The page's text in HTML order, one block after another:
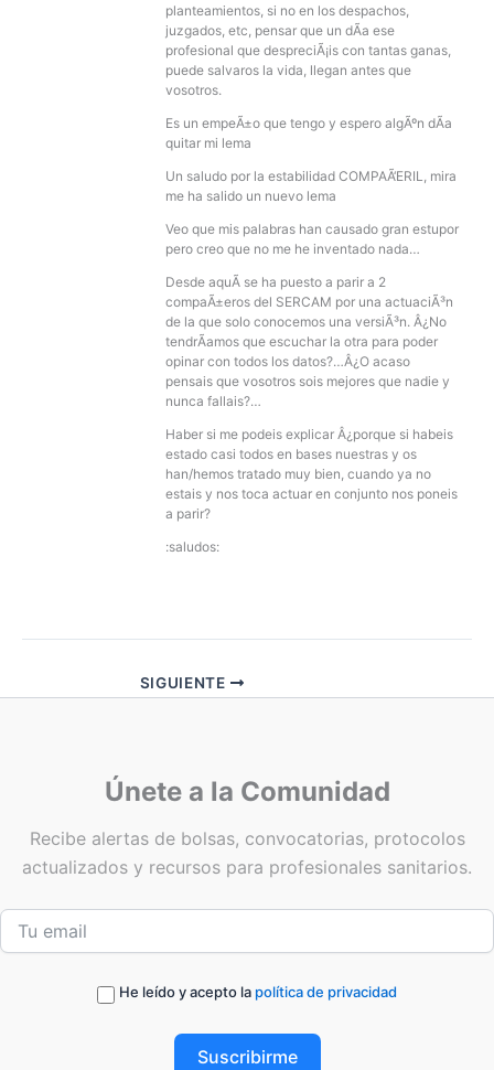
planteamientos, si no en los despachos,
juzgados, etc, pensar que un dÃ­a ese
profesional que despreciÃ¡is con tantas ganas,
puede salvaros la vida, llegan antes que
vosotros.
Es un empeÃ±o que tengo y espero algÃºn dÃ­a
quitar mi lema
Un saludo por la estabilidad COMPAÃ‘ERIL, mira
me ha salido un nuevo lema
Veo que mis palabras han causado gran estupor
pero creo que no me he inventado nada…
Desde aquÃ­ se ha puesto a parir a 2
compaÃ±eros del SERCAM por una actuaciÃ³n
de la que solo conocemos una versiÃ³n. Â¿No
tendrÃ­amos que escuchar la otra para poder
opinar con todos los datos?…Â¿O acaso
pensais que vosotros sois mejores que nadie y
nunca fallais?…
Haber si me podeis explicar Â¿porque si habeis
estado casi todos en bases nuestras y os
han/hemos tratado muy bien, cuando ya no
estais y nos toca actuar en conjunto nos poneis
a parir?
:saludos:
SIGUIENTE
Únete a la Comunidad
Recibe alertas de bolsas, convocatorias, protocolos
actualizados y recursos para profesionales sanitarios.
He leído y acepto la política de privacidad
Suscribirme